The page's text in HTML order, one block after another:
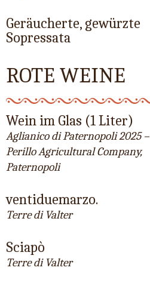
Geräucherte, gewürzte
Sopressata
ROTE WEINE
Wein im Glas (1 Liter)
Aglianico di Paternopoli 2025 –
Perillo Agricultural Company,
Paternopoli
ventiduemarzo.
Terre di Valter
Sciapò
Terre di Valter